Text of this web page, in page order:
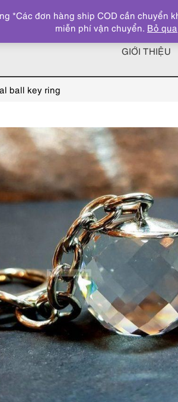
GIỚI THIỆU
ball key ring
*Các đơn hàng ship COD cần
miễn phí vận chuyển. Bỏ qua